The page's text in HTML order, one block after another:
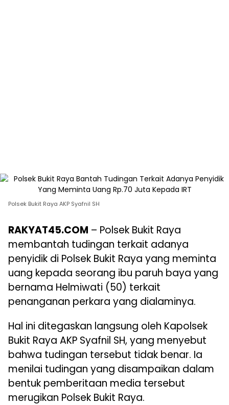
Polsek Bukit Raya AKP Syafnil SH
RAKYAT45.COM – Polsek Bukit Raya
membantah tudingan terkait adanya
penyidik di Polsek Bukit Raya yang meminta
uang kepada seorang ibu paruh baya yang
bernama Helmiwati (50) terkait
penanganan perkara yang dialaminya.
Hal ini ditegaskan langsung oleh Kapolsek
Bukit Raya AKP Syafnil SH, yang menyebut
bahwa tudingan tersebut tidak benar. Ia
menilai tudingan yang disampaikan dalam
bentuk pemberitaan media tersebut
merugikan Polsek Bukit Raya.